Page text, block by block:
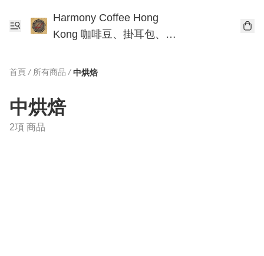
Harmony Coffee Hong
Kong 咖啡豆、掛耳包、手
首頁 / 所有商品 / 中烘焙
中烘焙
2項 商品